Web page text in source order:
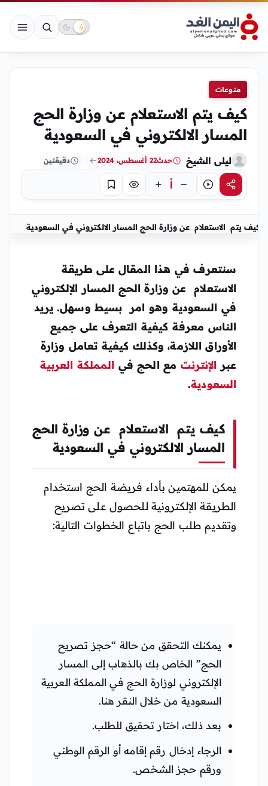
منوعات
كيف يتم الاستعلام عن وزارة الحج
المسار الالكتروني في السعودية
ليلى الشيخ حدث22 أغسطس، 2024 دقيقتين
مشاركةاستماع أ تركيز حفظ
كيف يتم الاستعلام عن وزارة الحج المسار الالكتروني في السعودية
سنتعرف في هذا المقال على طريقة
الاستعلام عن وزارة الحج المسار الإلكتروني
في السعودية وهو امر بسيط وسهل. يريد
الناس معرفة كيفية التعرف على جميع
الأوراق اللازمة، وكذلك كيفية تعامل وزارة
عبر الإنترنت مع الحج في المملكة العربية
السعودية.
كيف يتم الاستعلام عن وزارة الحج
المسار الالكتروني في السعودية
يمكن للمهتمين بأداء فريضة الحج استخدام
الطريقة الإلكترونية للحصول على تصريح
وتقديم طلب الحج باتباع الخطوات التالية:
يمكنك التحقق من حالة “حجز تصريح
الحج” الخاص بك بالذهاب إلى المسار
الإلكتروني لوزارة الحج في المملكة العربية
السعودية من خلال النقر هنا.
بعد ذلك، اختار تحقيق للطلب.
الرجاء إدخال رقم إقامه أو الرقم الوطني
ورقم حجز الشخص.